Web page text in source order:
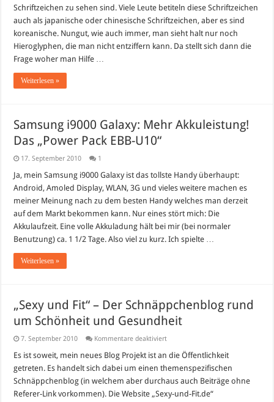
Schriftzeichen zu sehen sind. Viele Leute betiteln diese Schriftzeichen
auch als japanische oder chinesische Schriftzeichen, aber es sind
koreanische. Nungut, wie auch immer, man sieht halt nur noch
Hieroglyphen, die man nicht entziffern kann. Da stellt sich dann die
Frage woher man Hilfe …
Weiterlesen »
Samsung i9000 Galaxy: Mehr Akkuleistung!
Das „Power Pack EBB-U10“
17. September 2010 1
Ja, mein Samsung i9000 Galaxy ist das tollste Handy überhaupt:
Android, Amoled Display, WLAN, 3G und vieles weitere machen es
meiner Meinung nach zu dem besten Handy welches man derzeit
auf dem Markt bekommen kann. Nur eines stört mich: Die
Akkulaufzeit. Eine volle Akkuladung hält bei mir (bei normaler
Benutzung) ca. 1 1/2 Tage. Also viel zu kurz. Ich spielte …
Weiterlesen »
„Sexy und Fit“ – Der Schnäppchenblog rund
um Schönheit und Gesundheit
7. September 2010 Kommentare deaktiviertfür
und
–
Der
Schnäppchenblog
rund
Es ist soweit, mein neues Blog Projekt ist an die Öffentlichkeit
getreten. Es handelt sich dabei um einen themenspezifischen
Schnäppchenblog (in welchem aber durchaus auch Beiträge ohne
Referer-Link vorkommen). Die Website „Sexy-und-Fit.de“